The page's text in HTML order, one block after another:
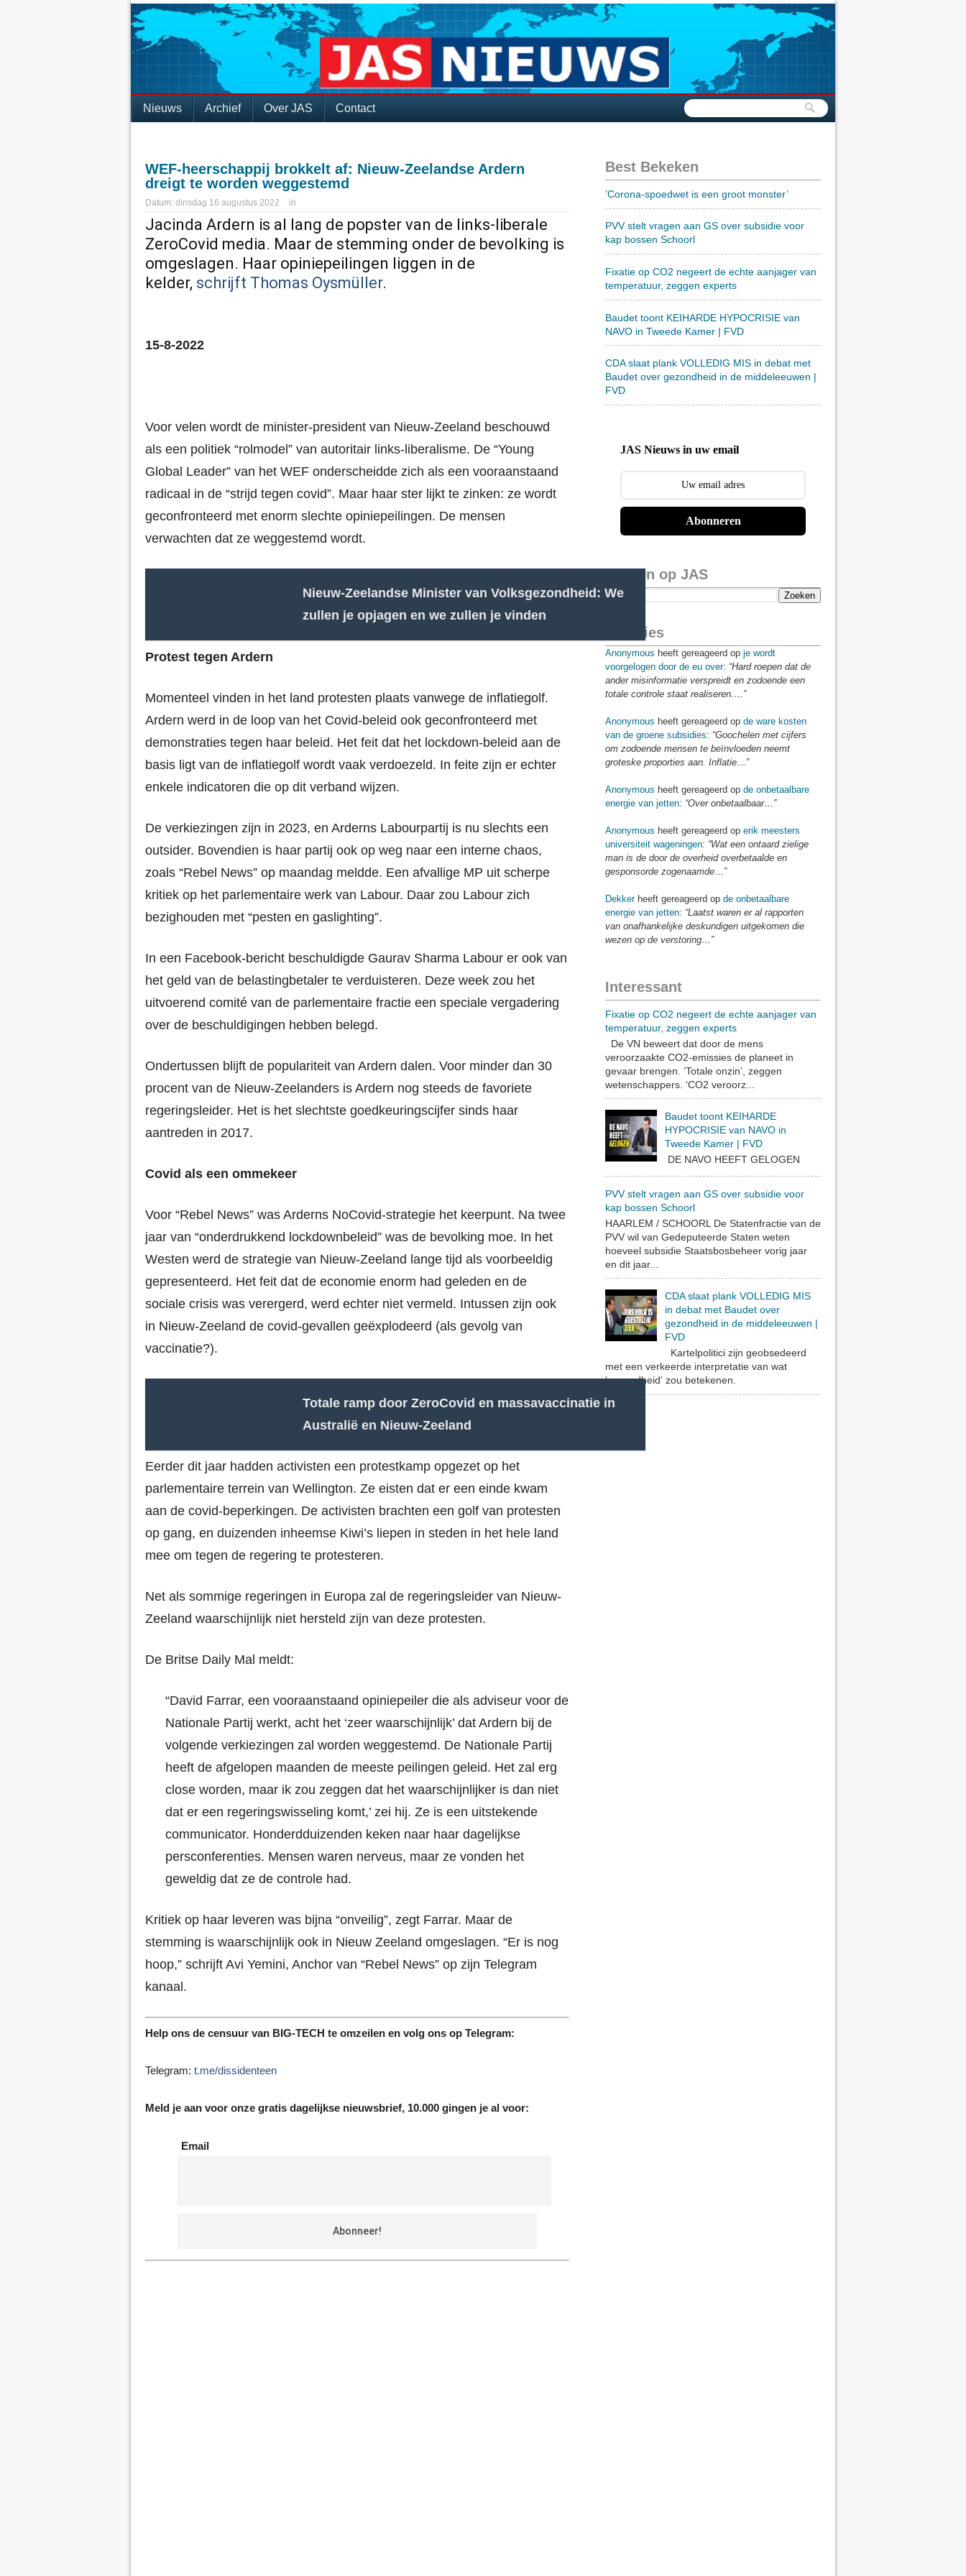
Nieuws Archief Over JAS Contact
WEF-heerschappij brokkelt af: Nieuw-Zeelandse Ardern
dreigt te worden weggestemd
Datum: dinsdag 16 augustus 2022 in
Jacinda Ardern is al lang de popster van de links-liberale
ZeroCovid media. Maar de stemming onder de bevolking is
omgeslagen. Haar opiniepeilingen liggen in de
kelder, schrijft Thomas Oysmüller.
15-8-2022
Voor velen wordt de minister-president van Nieuw-Zeeland beschouwd
als een politiek “rolmodel” van autoritair links-liberalisme. De “Young
Global Leader” van het WEF onderscheidde zich als een vooraanstaand
radicaal in de “strijd tegen covid”. Maar haar ster lijkt te zinken: ze wordt
geconfronteerd met enorm slechte opiniepeilingen. De mensen
verwachten dat ze weggestemd wordt.
Nieuw-Zeelandse Minister van Volksgezondheid: We
zullen je opjagen en we zullen je vinden
Protest tegen Ardern
Momenteel vinden in het land protesten plaats vanwege de inflatiegolf.
Ardern werd in de loop van het Covid-beleid ook geconfronteerd met
demonstraties tegen haar beleid. Het feit dat het lockdown-beleid aan de
basis ligt van de inflatiegolf wordt vaak verdoezeld. In feite zijn er echter
enkele indicatoren die op dit verband wijzen.
De verkiezingen zijn in 2023, en Arderns Labourpartij is nu slechts een
outsider. Bovendien is haar partij ook op weg naar een interne chaos,
zoals “Rebel News” op maandag meldde. Een afvallige MP uit scherpe
kritiek op het parlementaire werk van Labour. Daar zou Labour zich
bezighouden met “pesten en gaslighting”.
In een Facebook-bericht beschuldigde Gaurav Sharma Labour er ook van
het geld van de belastingbetaler te verduisteren. Deze week zou het
uitvoerend comité van de parlementaire fractie een speciale vergadering
over de beschuldigingen hebben belegd.
Ondertussen blijft de populariteit van Ardern dalen. Voor minder dan 30
procent van de Nieuw-Zeelanders is Ardern nog steeds de favoriete
regeringsleider. Het is het slechtste goedkeuringscijfer sinds haar
aantreden in 2017.
Covid als een ommekeer
Voor “Rebel News” was Arderns NoCovid-strategie het keerpunt. Na twee
jaar van “onderdrukkend lockdownbeleid” was de bevolking moe. In het
Westen werd de strategie van Nieuw-Zeeland lange tijd als voorbeeldig
gepresenteerd. Het feit dat de economie enorm had geleden en de
sociale crisis was verergerd, werd echter niet vermeld. Intussen zijn ook
in Nieuw-Zeeland de covid-gevallen geëxplodeerd (als gevolg van
vaccinatie?).
Totale ramp door ZeroCovid en massavaccinatie in
Australië en Nieuw-Zeeland
Eerder dit jaar hadden activisten een protestkamp opgezet op het
parlementaire terrein van Wellington. Ze eisten dat er een einde kwam
aan de covid-beperkingen. De activisten brachten een golf van protesten
op gang, en duizenden inheemse Kiwi’s liepen in steden in het hele land
mee om tegen de regering te protesteren.
Net als sommige regeringen in Europa zal de regeringsleider van Nieuw-
Zeeland waarschijnlijk niet hersteld zijn van deze protesten.
De Britse Daily Mal meldt:
“David Farrar, een vooraanstaand opiniepeiler die als adviseur voor de
Nationale Partij werkt, acht het ‘zeer waarschijnlijk’ dat Ardern bij de
volgende verkiezingen zal worden weggestemd. De Nationale Partij
heeft de afgelopen maanden de meeste peilingen geleid. Het zal erg
close worden, maar ik zou zeggen dat het waarschijnlijker is dan niet
dat er een regeringswisseling komt,’ zei hij. Ze is een uitstekende
communicator. Honderdduizenden keken naar haar dagelijkse
persconferenties. Mensen waren nerveus, maar ze vonden het
geweldig dat ze de controle had.
Kritiek op haar leveren was bijna “onveilig”, zegt Farrar. Maar de
stemming is waarschijnlijk ook in Nieuw Zeeland omgeslagen. “Er is nog
hoop,” schrijft Avi Yemini, Anchor van “Rebel News” op zijn Telegram
kanaal.
Help ons de censuur van BIG-TECH te omzeilen en volg ons op Telegram:
Telegram: t.me/dissidenteen
Meld je aan voor onze gratis dagelijkse nieuwsbrief, 10.000 gingen je al voor:
Email
Best Bekeken
’Corona-spoedwet is een groot monster’
PVV stelt vragen aan GS over subsidie voor
kap bossen Schoorl
Fixatie op CO2 negeert de echte aanjager van
temperatuur, zeggen experts
Baudet toont KEIHARDE HYPOCRISIE van
NAVO in Tweede Kamer | FVD
CDA slaat plank VOLLEDIG MIS in debat met
Baudet over gezondheid in de middeleeuwen |
FVD
JAS Nieuws in uw email
Abonneren
Zoeken op JAS
Reacties
Anonymous heeft gereageerd op je wordt
voorgelogen door de eu over: “Hard roepen dat de
ander misinformatie verspreidt en zodoende een
totale controle staat realiseren.…”
Anonymous heeft gereageerd op de ware kosten
van de groene subsidies: “Goochelen met cijfers
om zodoende mensen te beïnvloeden neemt
groteske proporties aan. Inflatie…”
Anonymous heeft gereageerd op de onbetaalbare
energie van jetten: “Over onbetaalbaar…”
Anonymous heeft gereageerd op erik meesters
universiteit wageningen: “Wat een ontaard zielige
man is de door de overheid overbetaalde en
gesponsorde zogenaamde…”
Dekkerheeft gereageerd op de onbetaalbare
energie van jetten: “Laatst waren er al rapporten
van onafhankelijke deskundigen uitgekomen die
wezen op de verstoring…”
Interessant
Fixatie op CO2 negeert de echte aanjager van
temperatuur, zeggen experts
De VN beweert dat door de mens
veroorzaakte CO2-emissies de planeet in
gevaar brengen. ‘Totale onzin’, zeggen
wetenschappers. ‘CO2 veroorz...
Baudet toont KEIHARDE
HYPOCRISIE van NAVO in
Tweede Kamer | FVD
DE NAVO HEEFT GELOGEN
PVV stelt vragen aan GS over subsidie voor
kap bossen Schoorl
HAARLEM / SCHOORL De Statenfractie van de
PVV wil van Gedeputeerde Staten weten
hoeveel subsidie Staatsbosbeheer vorig jaar
en dit jaar...
CDA slaat plank VOLLEDIG MIS
in debat met Baudet over
gezondheid in de middeleeuwen |
FVD
Kartelpolitici zijn geobsedeerd
met een verkeerde interpretatie van wat
'gezondheid' zou betekenen.